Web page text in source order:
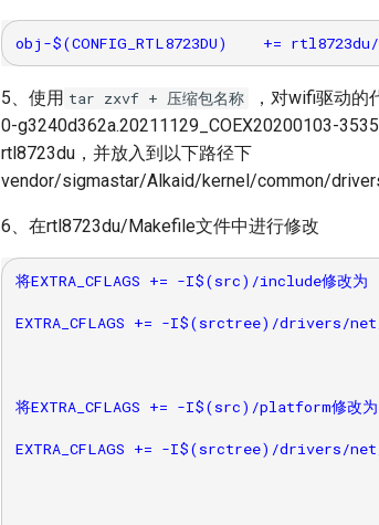
5、使用 tar zxvf + 压缩包名称
，对wifi驱动的
0-g3240d362a.20211129_COEX20200103-
rtl8723du，并放入到以下路径下
vendor/sigmastar/Alkaid/kernel/common/
6、在rtl8723du/Makefile文件中进行修改
将EXTRA_CFLAGS += -I$(src)/include修改为
EXTRA_CFLAGS += -I$(srctree)/drivers/
将EXTRA_CFLAGS += -I$(src)/platform修改为
EXTRA_CFLAGS += -I$(srctree)/drivers/